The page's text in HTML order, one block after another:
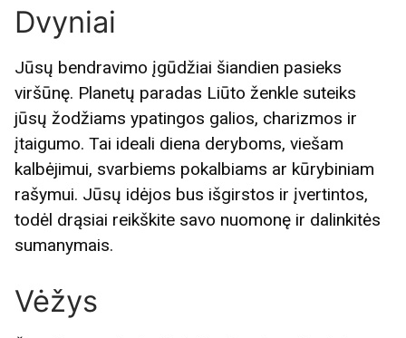
Dvyniai
Jūsų bendravimo įgūdžiai šiandien pasieks
viršūnę. Planetų paradas Liūto ženkle suteiks
jūsų žodžiams ypatingos galios, charizmos ir
įtaigumo. Tai ideali diena deryboms, viešam
kalbėjimui, svarbiems pokalbiams ar kūrybiniam
rašymui. Jūsų idėjos bus išgirstos ir įvertintos,
todėl drąsiai reikškite savo nuomonę ir dalinkitės
sumanymais.
Vėžys